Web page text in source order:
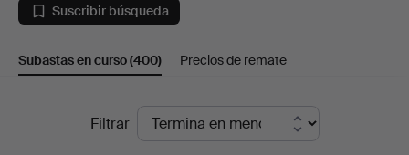
Suscribir búsqueda
Subastas en curso(400) Precios de remate
SubastasFiltrar